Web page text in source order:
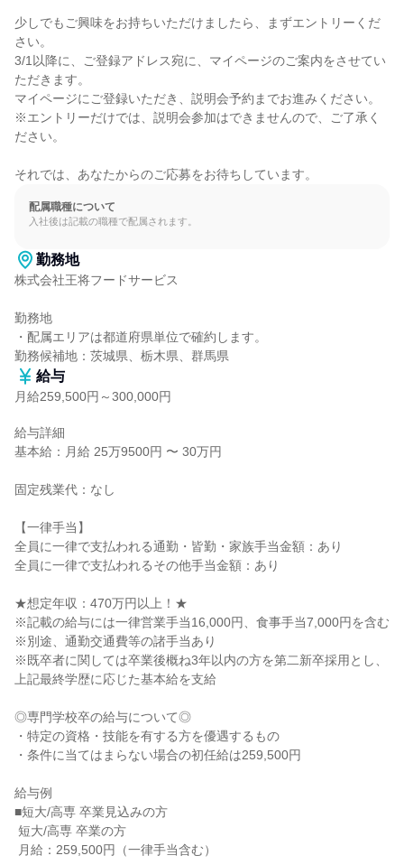
少しでもご興味をお持ちいただけましたら、まずエントリーくだ
さい。
3/1以降に、ご登録アドレス宛に、マイページのご案内をさせてい
ただきます。
マイページにご登録いただき、説明会予約までお進みください。
※エントリーだけでは、説明会参加はできませんので、ご了承く
ださい。
それでは、あなたからのご応募をお待ちしています。
配属職種について
入社後は記載の職種で配属されます。
勤務地
株式会社王将フードサービス
勤務地
・配属エリアは都道府県単位で確約します。
勤務候補地：茨城県、栃木県、群馬県
給与
月給259,500円～300,000円
給与詳細
基本給：月給 25万9500円 〜 30万円
固定残業代：なし
【一律手当】
全員に一律で支払われる通勤・皆勤・家族手当金額：あり
全員に一律で支払われるその他手当金額：あり
★想定年収：470万円以上！★
※記載の給与には一律営業手当16,000円、食事手当7,000円を含む
※別途、通勤交通費等の諸手当あり
※既卒者に関しては卒業後概ね3年以内の方を第二新卒採用とし、
上記最終学歴に応じた基本給を支給
◎専門学校卒の給与について◎
・特定の資格・技能を有する方を優遇するもの
・条件に当てはまらない場合の初任給は259,500円
給与例
■短大/高専 卒業見込みの方